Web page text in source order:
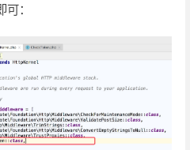
可：